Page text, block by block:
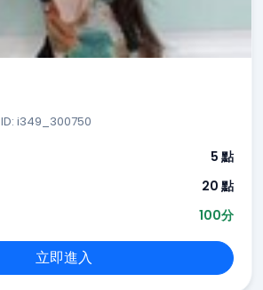
ID: i349_300750
5 點
20 點
100分
立即進入